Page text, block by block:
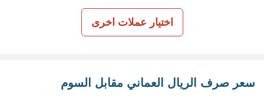
اختيار عملات اخرى
سعر صرف الريال العماني مقابل السوم